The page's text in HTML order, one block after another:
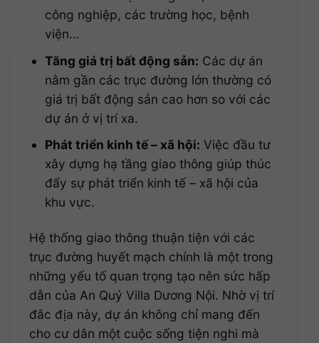
công nghiệp, các trường học, bệnh
viện…
Tăng giá trị bất động sản: Các dự án
nằm gần các trục đường lớn thường có
giá trị bất động sản cao hơn so với các
dự án ở vị trí xa.
Phát triển kinh tế – xã hội: Việc đầu tư
xây dựng hạ tầng giao thông giúp thúc
đẩy sự phát triển kinh tế – xã hội của
khu vực.
Hệ thống giao thông thuận tiện với các
trục đường huyết mạch chính là một trong
những yếu tố quan trọng tạo nên sức hấp
dẫn của An Quý Villa Dương Nội. Nhờ vị trí
đắc địa này, dự án không chỉ mang đến
cho cư dân một cuộc sống tiện nghi mà